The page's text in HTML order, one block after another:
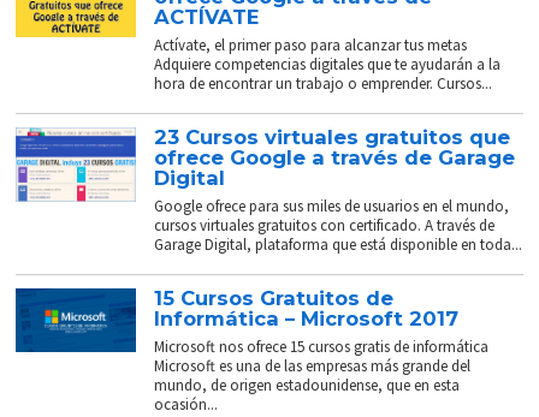
ACTÍVATE
Actívate, el primer paso para alcanzar tus metas
Adquiere competencias digitales que te ayudarán a la
hora de encontrar un trabajo o emprender. Cursos...
23 Cursos virtuales gratuitos que
ofrece Google a través de Garage
Digital
Google ofrece para sus miles de usuarios en el mundo,
cursos virtuales gratuitos con certificado. A través de
Garage Digital, plataforma que está disponible en toda...
15 Cursos Gratuitos de
Informática – Microsoft 2017
Microsoft nos ofrece 15 cursos gratis de informática
Microsoft es una de las empresas más grande del
mundo, de origen estadounidense, que en esta
ocasión...